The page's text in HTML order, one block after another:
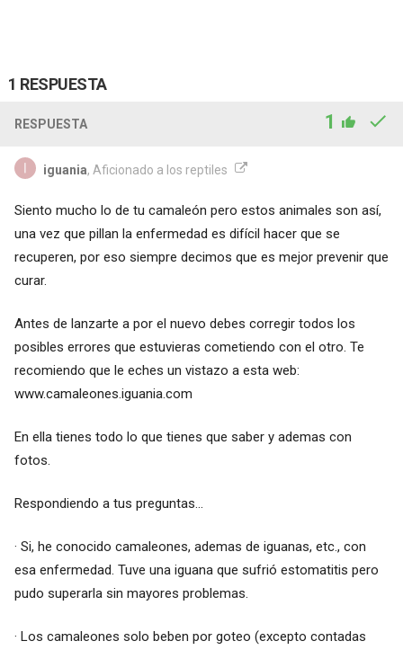
1 RESPUESTA
RESPUESTA 1
iguania, Aficionado a los reptiles
Siento mucho lo de tu camaleón pero estos animales son así,
una vez que pillan la enfermedad es difícil hacer que se
recuperen, por eso siempre decimos que es mejor prevenir que
curar.
Antes de lanzarte a por el nuevo debes corregir todos los
posibles errores que estuvieras cometiendo con el otro. Te
recomiendo que le eches un vistazo a esta web:
www.camaleones.iguania.com
En ella tienes todo lo que tienes que saber y ademas con
fotos.
Respondiendo a tus preguntas...
· Si, he conocido camaleones, ademas de iguanas, etc., con
esa enfermedad. Tuve una iguana que sufrió estomatitis pero
pudo superarla sin mayores problemas.
· Los camaleones solo beben por goteo (excepto contadas